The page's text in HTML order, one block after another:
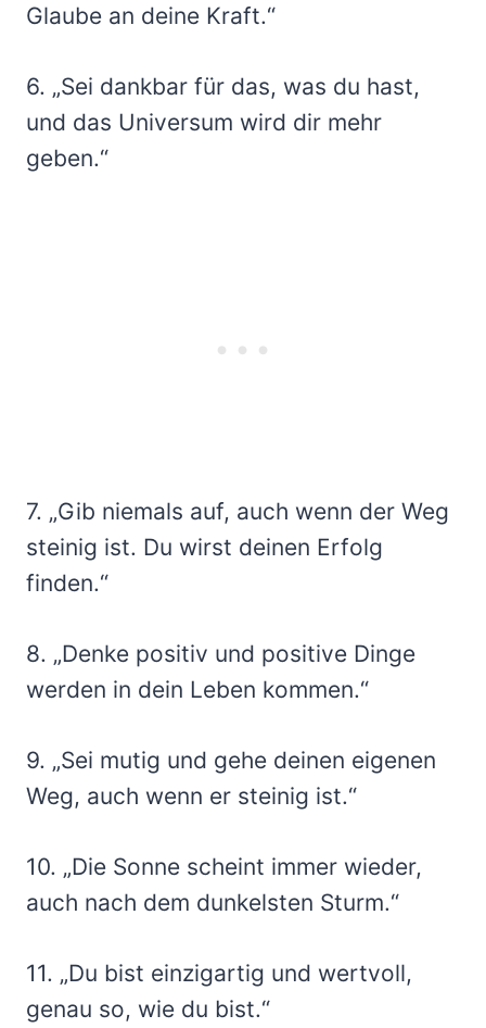
Glaube an deine Kraft.“
6. „Sei dankbar für das, was du hast,
und das Universum wird dir mehr
geben.“
7. „Gib niemals auf, auch wenn der Weg
steinig ist. Du wirst deinen Erfolg
finden.“
8. „Denke positiv und positive Dinge
werden in dein Leben kommen.“
9. „Sei mutig und gehe deinen eigenen
Weg, auch wenn er steinig ist.“
10. „Die Sonne scheint immer wieder,
auch nach dem dunkelsten Sturm.“
11. „Du bist einzigartig und wertvoll,
genau so, wie du bist.“